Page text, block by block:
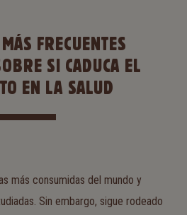
FRECUENTES
SI CADUCA EL
EN LA SALUD
más consumidas del mundo y
Sin embargo, sigue rodeado